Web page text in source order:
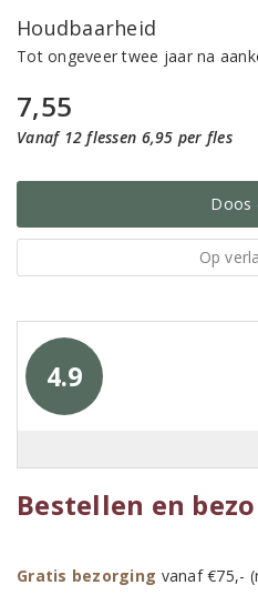
Houdbaarheid
Tot ongeveer twee jaar na
7,55
Vanaf 12 flessen 6,95 per fles
Doos
Op
4.9
Bestellen en
Gratis bezorging vanaf €75,-